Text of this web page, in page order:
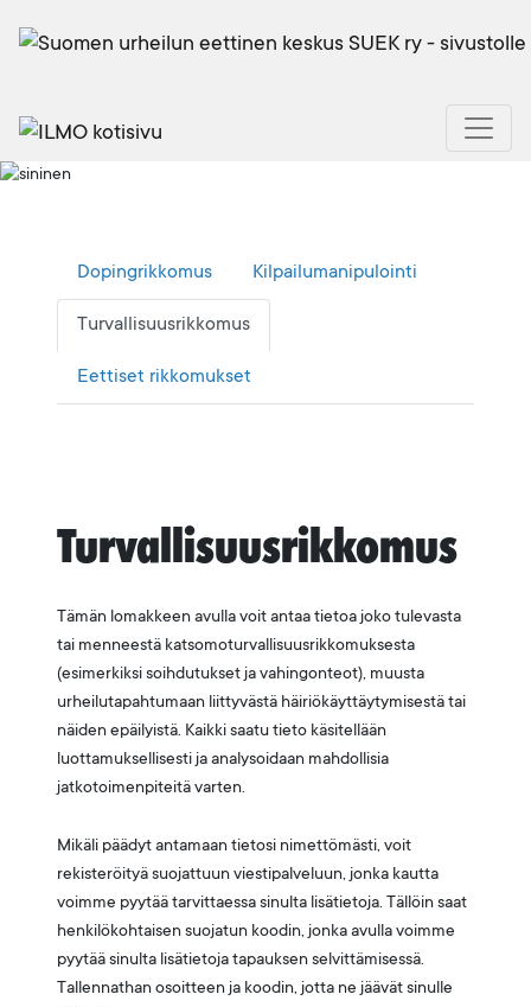
Dopingrikkomus Kilpailumanipulointi
Turvallisuusrikkomus
Eettiset rikkomukset
Turvallisuusrikkomus
Tämän lomakkeen avulla voit antaa tietoa joko tulevasta
tai menneestä katsomoturvallisuusrikkomuksesta
(esimerkiksi soihdutukset ja vahingonteot), muusta
urheilutapahtumaan liittyvästä häiriökäyttäytymisestä tai
näiden epäilyistä. Kaikki saatu tieto käsitellään
luottamuksellisesti ja analysoidaan mahdollisia
jatkotoimenpiteitä varten.
Mikäli päädyt antamaan tietosi nimettömästi, voit
rekisteröityä suojattuun viestipalveluun, jonka kautta
voimme pyytää tarvittaessa sinulta lisätietoja. Tällöin saat
henkilökohtaisen suojatun koodin, jonka avulla voimme
pyytää sinulta lisätietoja tapauksen selvittämisessä.
Tallennathan osoitteen ja koodin, jotta ne jäävät sinulle